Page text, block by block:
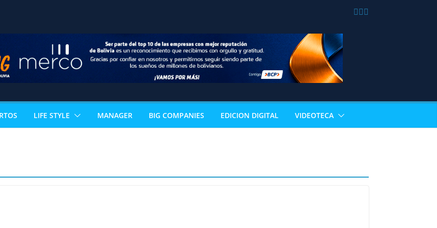
LIFE STYLE MANAGER BIG COMPANIES EDICION DIGITAL VIDEOTECA